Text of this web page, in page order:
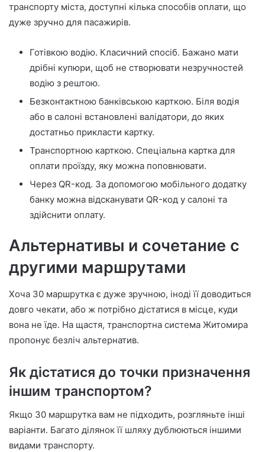
транспорту міста, доступні кілька способів оплати, що
дуже зручно для пасажирів.
Готівкою водію. Класичний спосіб. Бажано мати
дрібні купюри, щоб не створювати незручностей
водію з рештою.
Безконтактною банківською карткою. Біля водія
або в салоні встановлені валідатори, до яких
достатньо прикласти картку.
Транспортною карткою. Спеціальна картка для
оплати проїзду, яку можна поповнювати.
Через QR-код. За допомогою мобільного додатку
банку можна відсканувати QR-код у салоні та
здійснити оплату.
Альтернативы и сочетание с
другими маршрутами
Хоча 30 маршрутка є дуже зручною, іноді її доводиться
довго чекати, або ж потрібно дістатися в місце, куди
вона не їде. На щастя, транспортна система Житомира
пропонує безліч альтернатив.
Як дістатися до точки призначення
іншим транспортом?
Якщо 30 маршрутка вам не підходить, розгляньте інші
варіанти. Багато ділянок її шляху дублюються іншими
видами транспорту.